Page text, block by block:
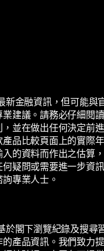
新金融資訊，但可能與
業建議。請務必仔細閱
並在做出任何決定前
品比較頁面上的實際
的資料而作出之估算
疑問或需要進一步資
專業人士。
於閣下瀏覽紀錄及搜尋
產品資訊。我們致力